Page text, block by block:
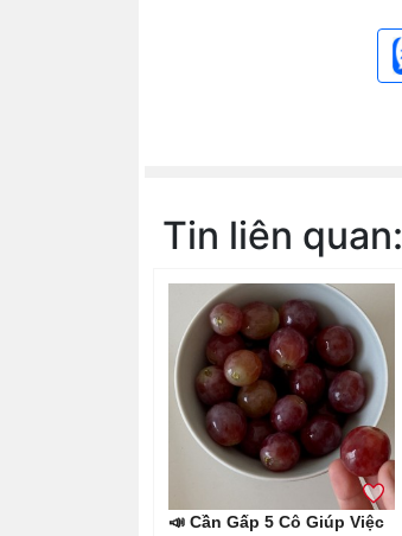
Tin liên quan:
📣 Cần Gấp 5 Cô Giúp Việc